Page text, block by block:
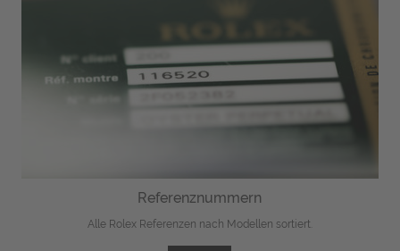
Referenznummern
Alle Rolex Referenzen nach Modellen sortiert.